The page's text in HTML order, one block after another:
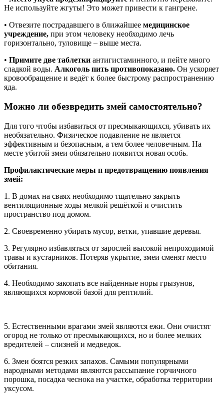
Не используйте жгуты! Это может привести к гангрене.
• Отвезите пострадавшего в ближайшее медицинское
учреждение, при этом человеку необходимо лечь
горизонтально, туловище – выше места.
• Примите две таблетки антигистаминного, и пейте много
сладкой воды. Алкоголь пить противопоказано. Он ускоряет
кровообращение и ведёт к более быстрому распространению
яда.
Можно ли обезвредить змей самостоятельно?
Для того чтобы избавиться от пресмыкающихся, убивать их
необязательно. Физическое подавление не является
эффективным и безопасным, а тем более человечным. На
месте убитой змеи обязательно появится новая особь.
Профилактические меры п предотвращению появления
змей:
1. В домах на сваях необходимо тщательно закрыть
вентиляционные ходы мелкой решёткой и очистить
пространство под домом.
2. Своевременно убирать мусор, ветки, упавшие деревья.
3. Регулярно избавляться от зарослей высокой непроходимой
травы и кустарников. Потеряв укрытие, змеи сменят место
обитания.
4. Необходимо закопать все найденные норы грызунов,
являющихся кормовой базой для рептилий.
5. Естественными врагами змей являются ежи. Они очистят
огород не только от пресмыкающихся, но и более мелких
вредителей – слизней и медведок.
6. Змеи боятся резких запахов. Самыми популярными
народными методами являются рассыпание горчичного
порошка, посадка чеснока на участке, обработка территории
уксусом.